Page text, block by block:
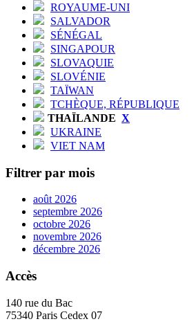
ROYAUME-UNI
SALVADOR
SÉNÉGAL
SINGAPOUR
SLOVAQUIE
SLOVÉNIE
TAÏWAN
TCHÈQUE, RÉPUBLIQUE
THAÏLANDE X
UKRAINE
VIET NAM
Filtrer par mois
août 2026
septembre 2026
octobre 2026
novembre 2026
décembre 2026
Accès
140 rue du Bac
75340 Paris Cedex 07